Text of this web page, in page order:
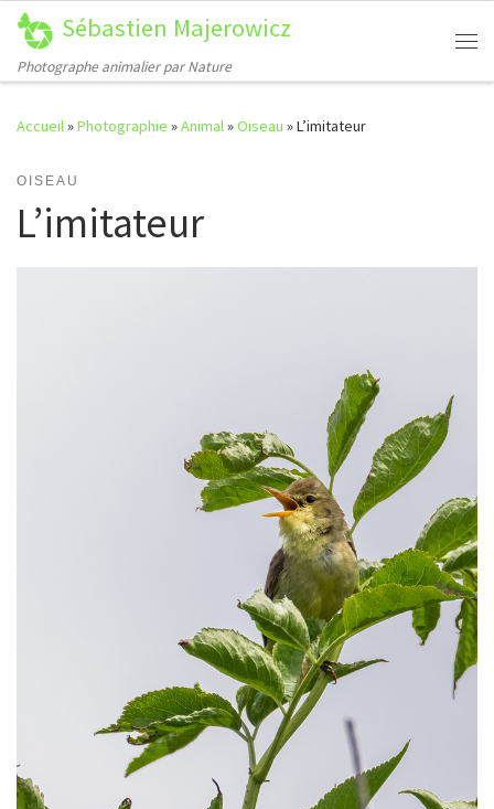
Passer au contenu
Sébastien Majerowicz
Photographe animalier par Nature
Accueil»Photographie »Animal»Oiseau »L’imitateur
OISEAU
L’imitateur